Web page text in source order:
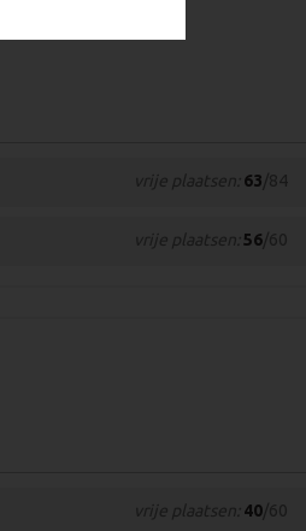
vrije plaatsen: 63/84
vrije plaatsen: 56/60
vrije plaatsen: 40/60